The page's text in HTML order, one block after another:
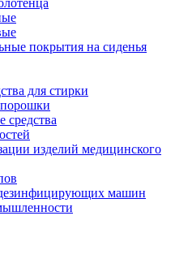
покрытия на сиденья
для стирки
изделий медицинского
машин